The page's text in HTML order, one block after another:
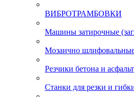
ВИБРОТРАМБОВКИ
Машины затирочные
Мозаично
Резчики бетона и
Станки для резки и